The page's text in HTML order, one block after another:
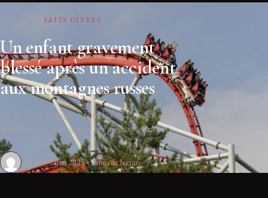
ACCUEIL FAITS DIVERS
Un enfant gravement
blessé après un accident
aux montagnes russes
Un accident tragique à Llandudno, Pays de Galles, a blessé un enfant
après la chute d'un wagon des montagnes russes.
Olivier 7 mai 2025 2 min de lecture